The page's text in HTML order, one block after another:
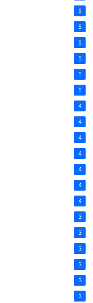
5
5
5
5
5
5
4
4
4
4
4
4
4
3
3
3
3
3
3